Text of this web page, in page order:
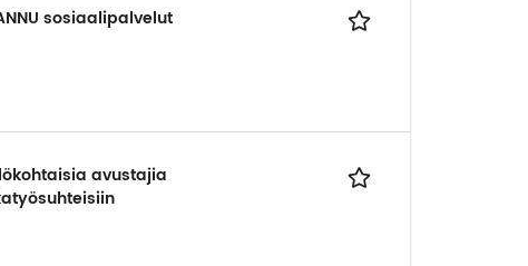
sosiaalipalvelut
avustajia